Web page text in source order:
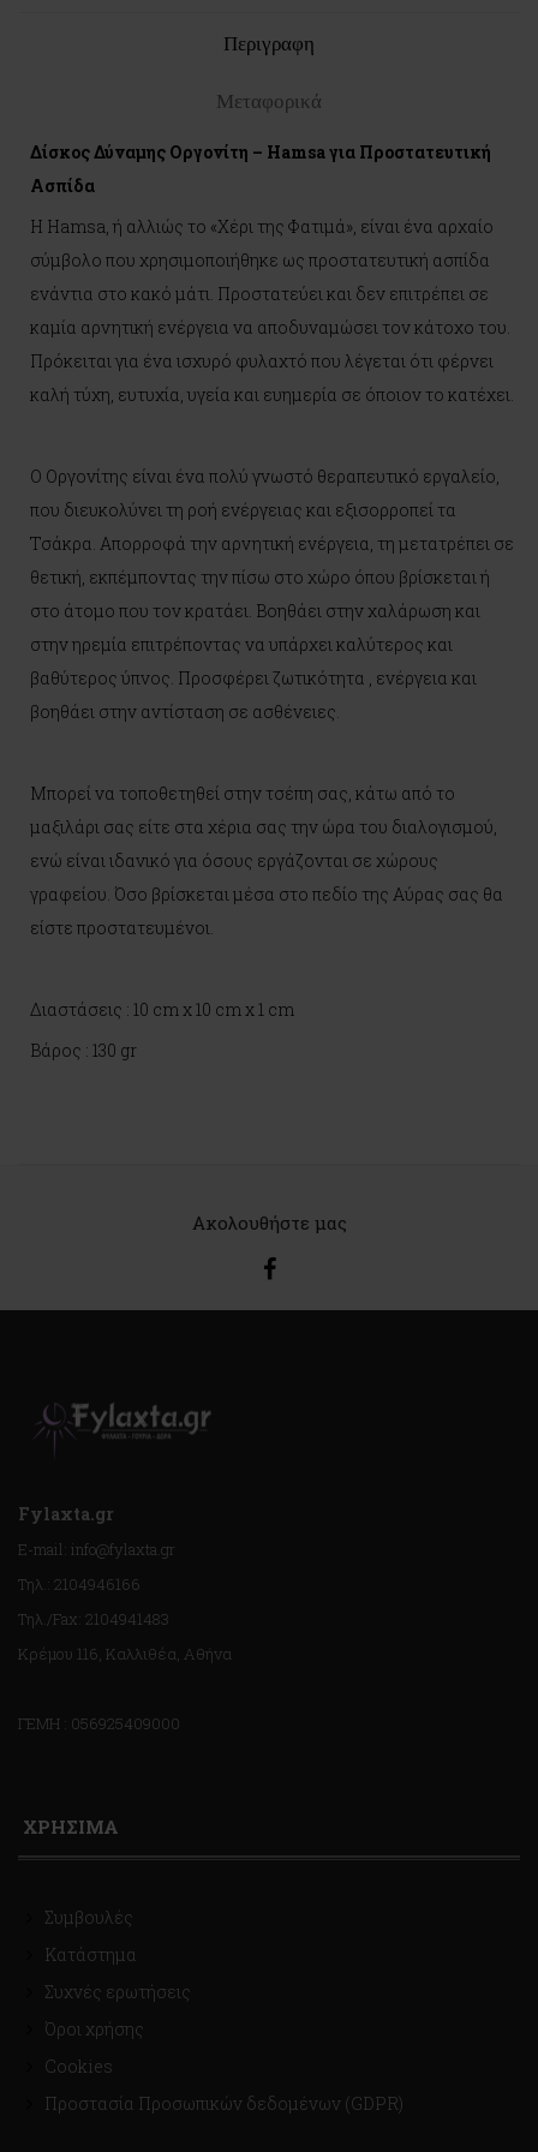
Περιγραφη
Μεταφορικά
Δίσκος Δύναμης Οργονίτη – Hamsa για Προστατευτική
Ασπίδα
Η Hamsa, ή αλλιώς το «Χέρι της Φατιμά», είναι ένα αρχαίο
σύμβολο που χρησιμοποιήθηκε ως προστατευτική ασπίδα
ενάντια στο κακό μάτι. Προστατεύει και δεν επιτρέπει σε
καμία αρνητική ενέργεια να αποδυναμώσει τον κάτοχο του.
Πρόκειται για ένα ισχυρό φυλαχτό που λέγεται ότι φέρνει
καλή τύχη, ευτυχία, υγεία και ευημερία σε όποιον το κατέχει.
Ο Οργονίτης είναι ένα πολύ γνωστό θεραπευτικό εργαλείο,
που διευκολύνει τη ροή ενέργειας και εξισορροπεί τα
Τσάκρα. Απορροφά την αρνητική ενέργεια, τη μετατρέπει σε
θετική, εκπέμποντας την πίσω στο χώρο όπου βρίσκεται ή
στο άτομο που τον κρατάει. Βοηθάει στην χαλάρωση και
στην ηρεμία επιτρέποντας να υπάρχει καλύτερος και
βαθύτερος ύπνος. Προσφέρει ζωτικότητα , ενέργεια και
βοηθάει στην αντίσταση σε ασθένειες.
Μπορεί να τοποθετηθεί στην τσέπη σας, κάτω από το
μαξιλάρι σας είτε στα χέρια σας την ώρα του διαλογισμού,
ενώ είναι ιδανικό για όσους εργάζονται σε χώρους
γραφείου. Όσο βρίσκεται μέσα στο πεδίο της Αύρας σας θα
είστε προστατευμένοι.
Διαστάσεις : 10 cm x 10 cm x 1 cm
Βάρος : 130 gr
Ακολουθήστε μας
Fylaxta.gr
E-mail: info@fylaxta.gr
Τηλ.: 2104946166
Τηλ./Fax: 2104941483
Κρέμου 116, Καλλιθέα, Αθήνα
ΓΕΜΗ : 056925409000
ΧΡΗΣΙΜΑ
Συμβουλές
Κατάστημα
Συχνές ερωτήσεις
Όροι χρήσης
Cookies
Προστασία Προσωπικών δεδομένων (GDPR)